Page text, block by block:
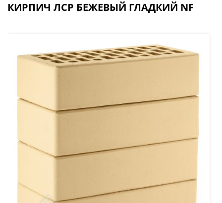
КИРПИЧ ЛСР БЕЖЕВЫЙ ГЛАДКИЙ NF